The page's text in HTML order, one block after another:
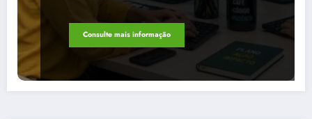
Consulte mais informação